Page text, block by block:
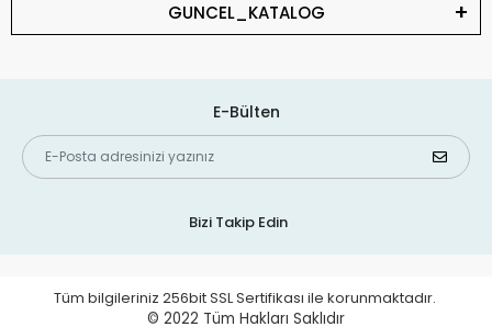
GUNCEL_KATALOG
E-Bülten
Bizi Takip Edin
Tüm bilgileriniz 256bit SSL Sertifikası ile korunmaktadır.
© 2022 Tüm Hakları Saklıdır